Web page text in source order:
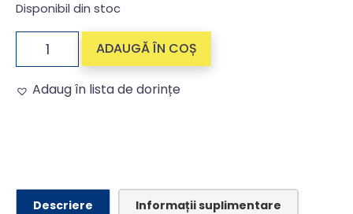
Disponibil din stoc
ADAUGĂ ÎN COȘ
Adaug în lista de dorințe
Descriere Informații suplimentare